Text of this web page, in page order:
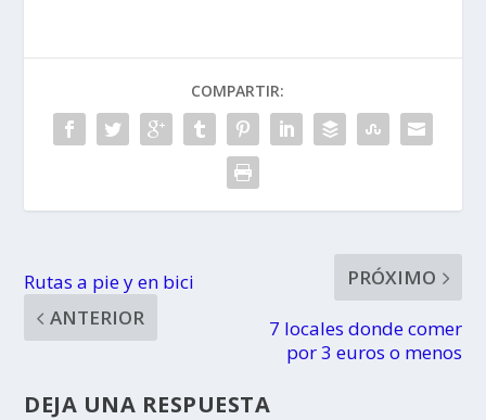
COMPARTIR:
Rutas a pie y en bici
ANTERIOR
PRÓXIMO
7 locales donde comer
por 3 euros o menos
DEJA UNA RESPUESTA